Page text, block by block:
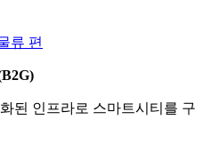
된 인프라로 스마트시티를 구